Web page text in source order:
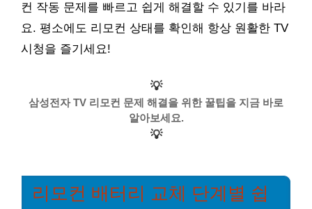
컨 작동 문제를 빠르고 쉽게 해결할 수 있기를 바라
요. 평소에도 리모컨 상태를 확인해 항상 원활한 TV
시청을 즐기세요!
💡
삼성전자 TV 리모컨 문제 해결을 위한 꿀팁을 지금 바로
알아보세요.
💡
리모컨 배터리 교체 단계별 쉽